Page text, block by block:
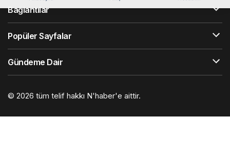
Bağlantılar
Popüler Sayfalar
Gündeme Dair
© 2026 tüm telif hakkı N'haber'e aittir.